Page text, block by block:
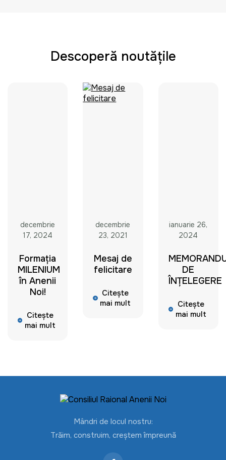
Descoperă noutățile
decembrie
17, 2024
Formația
MILENIUM
în Anenii
Noi!
Citește
mai mult
decembrie
23, 2021
Mesaj de
felicitare
Citește
mai mult
ianuarie 26,
2024
DE
ÎNȚELEGERE
Citește
mai mult
Mândri de locul nostru:
Trăim, construim, creștem împreună